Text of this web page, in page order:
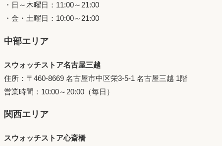
・日～木曜日：11:00～21:00
・金・土曜日：10:00～21:00
中部エリア
スウォッチストア名古屋三越
住所：〒460-8669 名古屋市中区栄3-5-1 名古屋三越 1階
営業時間：10:00～20:00（毎日）
関西エリア
スウォッチストア心斎橋